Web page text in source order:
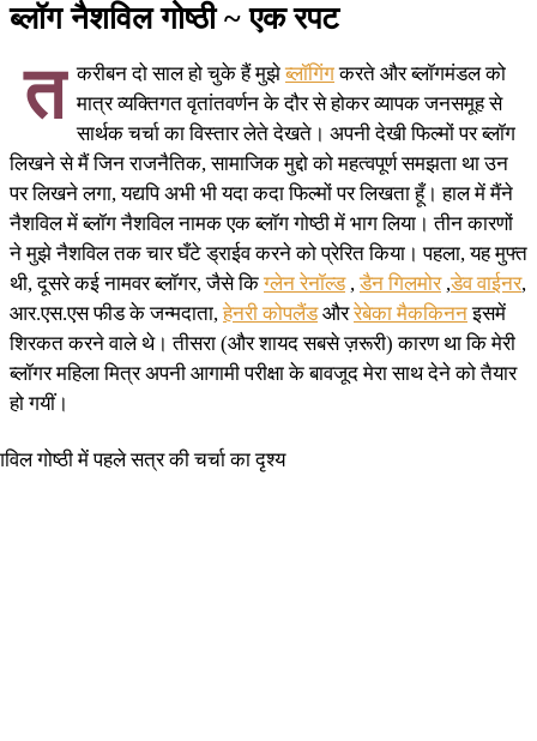
ब्लॉग नैशविल गोष्ठी ~ एक रपट
त करीबन दो साल हो चुके हैं मुझेब्लॉगिंगकरते और ब्लॉगमंडल को
मात्र व्यक्तिगत वृतांतवर्णन के दौर से होकर व्यापक जनसमूह से
सार्थक चर्चा का विस्तार लेते देखते। अपनी देखी फिल्मों पर ब्लॉग
लिखने से मैं जिन राजनैतिक, सामाजिक मुद्दो को महत्वपूर्ण समझता था उन
पर लिखने लगा, यद्यपि अभी भी यदा कदा फिल्मों पर लिखता हूँ। हाल में मैंने
नैशविल में ब्लॉग नैशविल नामक एक ब्लॉग गोष्ठी में भाग लिया। तीन कारणों
ने मुझे नैशविल तक चार घँटे ड्राईव करने को प्रेरित किया। पहला, यह मुफ्त
थी, दूसरे कई नामवर ब्लॉगर, जैसे किग्लेन रेनॉल्ड,डैन गिलमोर,डेव वाईनर,
आर.एस.एस फीड के जन्मदाता,हेनरी कोपलैंडऔररेबेका मैककिननइसमें
शिरकत करने वाले थे। तीसरा (और शायद सबसे ज़रूरी) कारण था कि मेरी
ब्लॉगर महिला मित्र अपनी आगामी परीक्षा के बावजूद मेरा साथ देने को तैयार
हो गयीं।